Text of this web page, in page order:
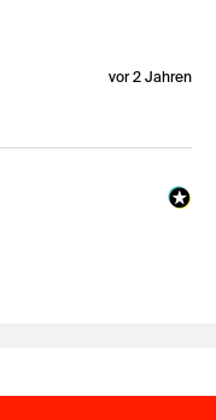
vor 2 Jahren